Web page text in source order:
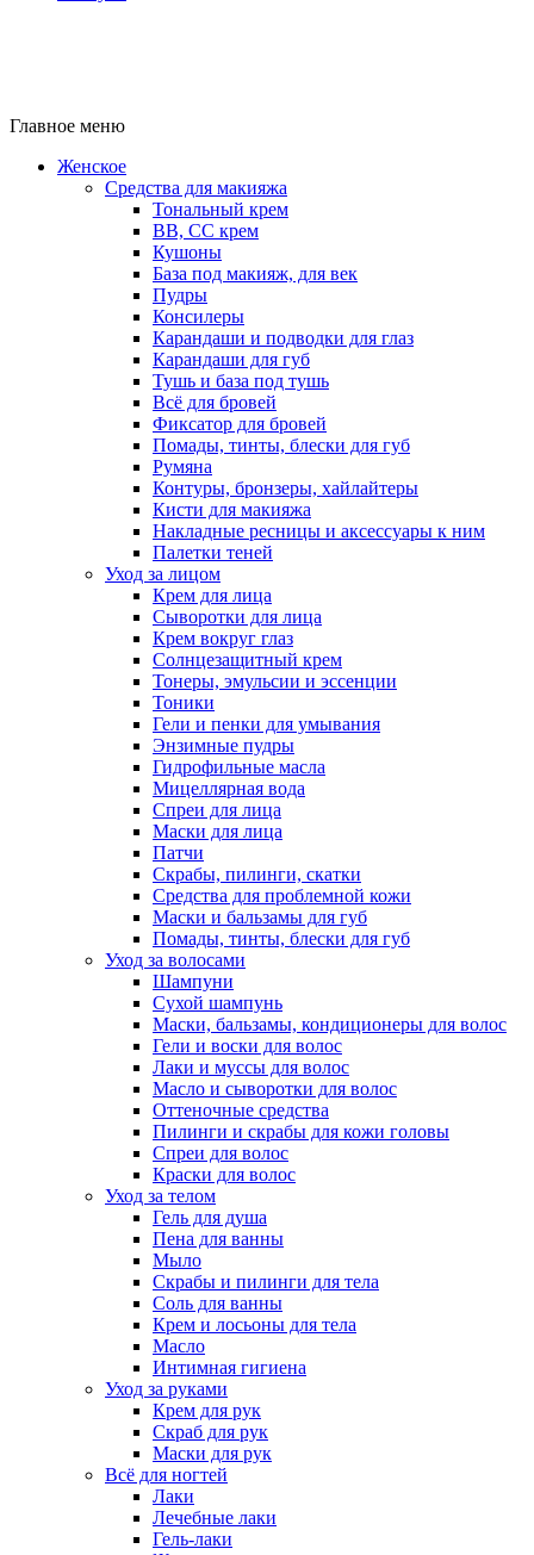
Главное меню
Женское
Средства для макияжа
Тональный крем
BB, CC крем
Кушоны
База под макияж, для век
Пудры
Консилеры
Карандаши и подводки для глаз
Карандаши для губ
Тушь и база под тушь
Всё для бровей
Фиксатор для бровей
Помады, тинты, блески для губ
Румяна
Контуры, бронзеры, хайлайтеры
Кисти для макияжа
Накладные ресницы и аксессуары к ним
Палетки теней
Уход за лицом
Крем для лица
Сыворотки для лица
Крем вокруг глаз
Солнцезащитный крем
Тонеры, эмульсии и эссенции
Тоники
Гели и пенки для умывания
Энзимные пудры
Гидрофильные масла
Мицеллярная вода
Спреи для лица
Маски для лица
Патчи
Скрабы, пилинги, скатки
Средства для проблемной кожи
Маски и бальзамы для губ
Помады, тинты, блески для губ
Уход за волосами
Шампуни
Сухой шампунь
Маски, бальзамы, кондиционеры для волос
Гели и воски для волос
Лаки и муссы для волос
Масло и сыворотки для волос
Оттеночные средства
Пилинги и скрабы для кожи головы
Спреи для волос
Краски для волос
Уход за телом
Гель для душа
Пена для ванны
Мыло
Скрабы и пилинги для тела
Соль для ванны
Крем и лосьоны для тела
Масло
Интимная гигиена
Уход за руками
Крем для рук
Скраб для рук
Маски для рук
Всё для ногтей
Лаки
Лечебные лаки
Гель-лаки